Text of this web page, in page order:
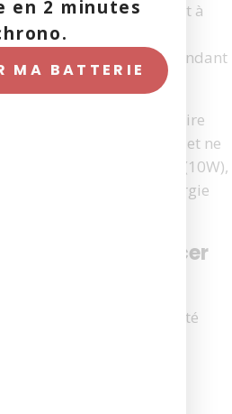
ce qui équivaut à
fonctionner votre
2 heures chaque jour pendant
l’énergie supplémentaire
robot soit connecté et ne
maintenir une charge (10W),
15 fois moins d’énergie
peut-il remplacer
?
en termes d’efficacité
d’entretien, vous
complètement
de l’aspirateur robot.
en 2 minutes
MA BATTERIE